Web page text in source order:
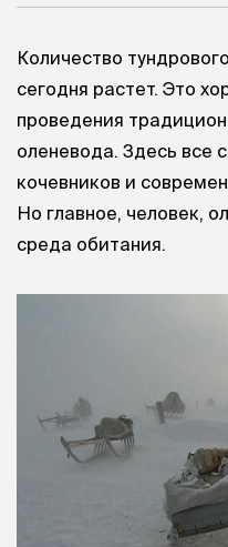
Количество
сегодня растет. Это
проведения
оленевода. Здесь все
кочевников и
Но главное, человек,
среда обитания.